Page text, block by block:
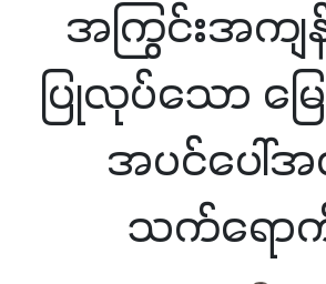
အကြွင်းအကျန်
ပြုလုပ်သော မ
အပင်ပေါ်အ
သက်ရော